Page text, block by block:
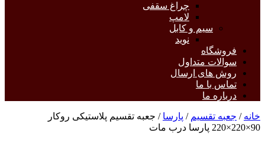
چراغ سقفی
لامپ
سیم و کابل
نوید
فروشگاه
سوالات متداول
روش های ارسال
تماس با ما
درباره ما
خانه / جعبه تقسیم / پارسا / جعبه تقسیم پلاستیکی روکار
90×220×220 پارسا درب مات